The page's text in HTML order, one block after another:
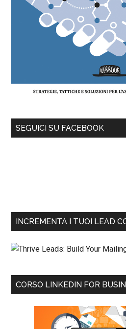
SEGUICI SU FACEBOOK
INCREMENTA I TUOI LEAD
CORSO LINKEDIN FOR